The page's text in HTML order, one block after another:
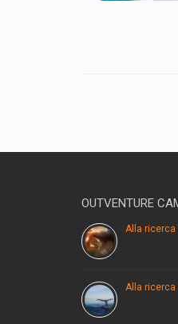
OUTVENTURE
Alla ricerca
Alla ricerca